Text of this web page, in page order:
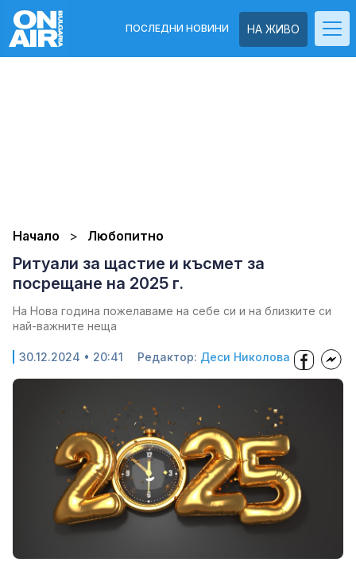
НА ЖИВО
ПОСЛЕДНИ НОВИНИ
Начало Любопитно
Ритуали за щастие и късмет за
посрещане на 2025 г.
На Нова година пожелаваме на себе си и на близките си
най-важните неща
30.12.2024 • 20:41 Редактор: Деси Николова